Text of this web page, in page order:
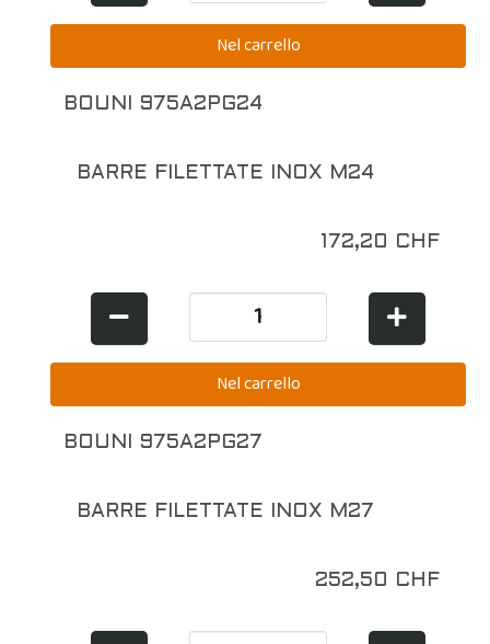
BOUNI 975A2PG24
BARRE FILETTATE INOX M24
172,20 CHF
BOUNI 975A2PG27
BARRE FILETTATE INOX M27
252,50 CHF